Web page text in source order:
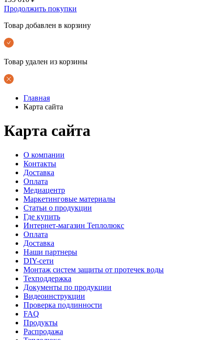
Продолжить покупки
Товар добавлен в корзину
Товар удален из корзины
Главная
Карта сайта
Карта сайта
О компании
Контакты
Доставка
Оплата
Медиацентр
Маркетинговые материалы
Статьи о продукции
Где купить
Интернет-магазин Теплолюкс
Оплата
Доставка
Наши партнеры
DIY-сети
Монтаж систем защиты от протечек воды
Техподдержка
Документы по продукции
Видеоинструкции
Проверка подлинности
FAQ
Продукты
Распродажа